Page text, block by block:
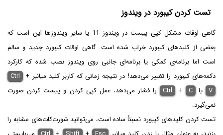
تست کردن کیبورد در ویندوز
گاهی اوقات مشکل کپی پیست در ویندوز 11 یا سایر ویندوزها این است که
بعضی از کلیدهای کیبورد خراب شده است. گاهی اوقات کیبورد جدید و سالم
است اما برنامه‌ی کمکی یا برنامه‌ای جانبی روی ویندوز نصب شده که کارکرد
دکمه‌های کیبورد را تغییر می‌دهد! در نتیجه زمانی که کاربر کلید میانبر
Ctrl
+
V یا Ctrl + C
را فشار می‌دهد، عمل کپی کردن و پیست کردن صورت
نمی‌گیرد.
تست کردن کلیدهای کیبورد نسبتاً ساده است، می‌توانید شورت‌کات‌های مشابه را